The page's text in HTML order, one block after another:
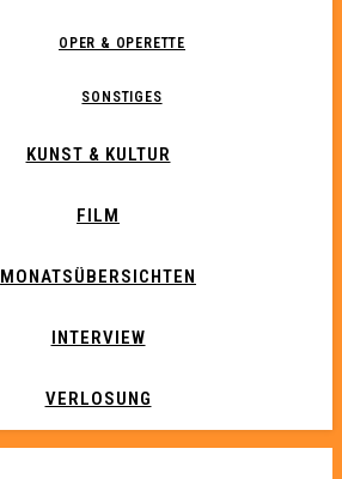
OPER & OPERETTE
SONSTIGES
KUNST & KULTUR
FILM
MONATSÜBERSICHTEN
INTERVIEW
VERLOSUNG